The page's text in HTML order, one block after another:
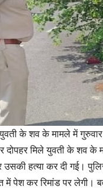
के शव के मामले में
दोपहर मिले युवती के शव
उसकी हत्या कर दी गई।
पेश कर रिमांड पर लेगी।